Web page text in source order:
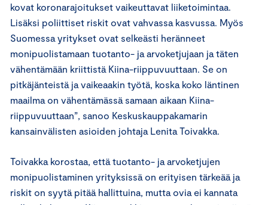
kovat koronarajoitukset vaikeuttavat liiketoimintaa.
Lisäksi poliittiset riskit ovat vahvassa kasvussa. Myös
Suomessa yritykset ovat selkeästi heränneet
monipuolistamaan tuotanto- ja arvoketjujaan ja täten
vähentämään kriittistä Kiina-riippuvuuttaan. Se on
pitkäjänteistä ja vaikeaakin työtä, koska koko läntinen
maailma on vähentämässä samaan aikaan Kiina-
riippuvuuttaan”, sanoo Keskuskauppakamarin
kansainvälisten asioiden johtaja Lenita Toivakka.
Toivakka korostaa, että tuotanto- ja arvoketjujen
monipuolistaminen yrityksissä on erityisen tärkeää ja
riskit on syytä pitää hallittuina, mutta ovia ei kannata